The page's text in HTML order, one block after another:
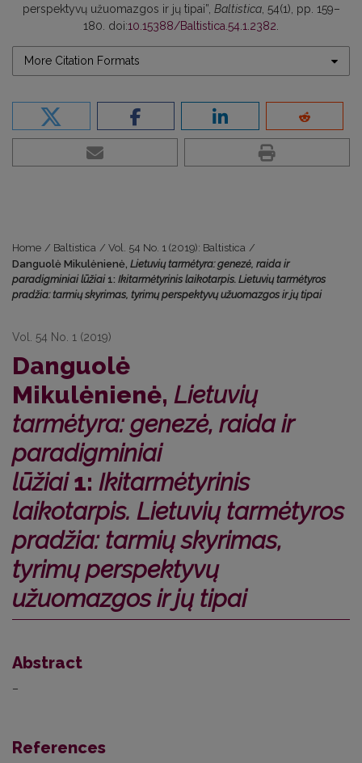
perspektyvų užuomazgos ir jų tipai”, Baltistica, 54(1), pp. 159–
180. doi:10.15388/Baltistica.54.1.2382
More Citation Formats
Home / Baltistica / Vol. 54 No. 1 (2019): Baltistica /
Danguolė Mikulėnienė, Lietuvių tarmėtyra: genezė, raida ir
paradigminiai lūžiai1: Ikitarmėtyrinis laikotarpis. Lietuvių tarmėtyros
pradžia: tarmių skyrimas, tyrimų perspektyvų užuomazgos ir jų tipai
Vol. 54 No. 1 (2019)
Danguolė
Mikulėnienė, Lietuvių
tarmėtyra: genezė, raida ir
paradigminiai
lūžiai1: Ikitarmėtyrinis
laikotarpis. Lietuvių tarmėtyros
pradžia: tarmių skyrimas,
tyrimų perspektyvų
užuomazgos ir jų tipai
Abstract
–
References